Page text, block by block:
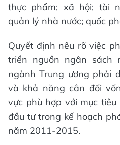
thực phẩm; xã hội; tài
quản lý nhà nước; quốc
Quyết định nêu rõ việc
triển nguồn ngân sách
ngành Trung ương phải
và khả năng cân đối
vực phù hợp với mục
đầu tư trong kế hoạch
năm 2011-2015.